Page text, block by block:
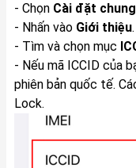
- Chọn Cài đặt chung
- Nhấn vào Giới thiệu.
- Tìm và chọn mục
- Nếu mã ICCID của
phiên bản quốc tế.
Lock.